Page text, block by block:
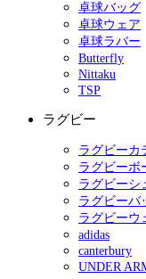
卓球バッグ
卓球ウェア
卓球ラバー
Butterfly
Nittaku
TSP
ラグビー
ラグビーカ
ラグビーボ
ラグビーシ
ラグビーバ
ラグビーウ
adidas
canterbury
UNDER